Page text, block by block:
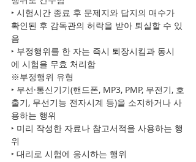
‣ 시험시간 종료 후 문제지와 답지의 매수가
확인된 후 감독관의 허락을 받아 퇴실할 수 있
음
‣ 부정행위를 한 자는 즉시 퇴장시킴과 동시
에 시험을 무효 처리함
※부정행위 유형
‣ 무선·통신기기(핸드폰, MP3, PMP, 무전기, 호
출기, 무선기능 전자시계 등)을 소지하거나 사
용하는 행위
‣ 미리 작성한 자료나 참고서적을 사용하는 행
위
‣ 대리로 시험에 응시하는 행위